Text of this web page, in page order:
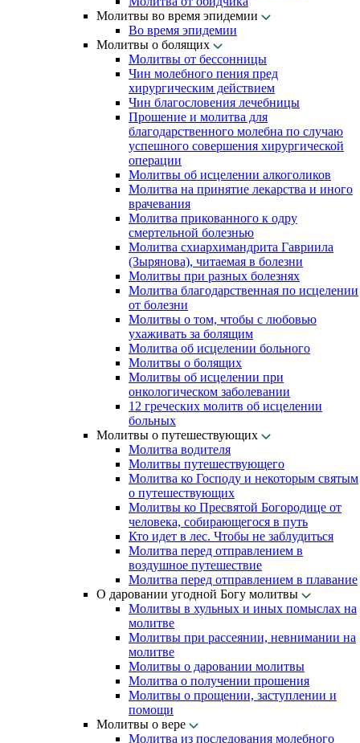
Молитвы во время эпидемии
Во время эпидемии
Молитвы о болящих
Молитвы от бессонницы
Чин молебного пения пред
хирургическим действием
Чин благословения лечебницы
Прошение и молитва для
благодарственного молебна по случаю
успешного совершения хирургической
операции
Молитвы об исцелении алкоголиков
Молитва на принятие лекарства и иного
врачевания
Молитва прикованного к одру
смертельной болезнью
Молитва схиархимандрита Гавриила
(Зырянова), читаемая в болезни
Молитвы при разных болезнях
Молитва благодарственная по исцелении
от болезни
Молитвы о том, чтобы с любовью
ухаживать за болящим
Молитва об исцелении больного
Молитвы о болящих
Молитвы об исцелении при
онкологическом заболевании
12 греческих молитв об исцелении
больных
Молитвы о путешествующих
Молитва водителя
Молитвы путешествующего
Молитва ко Господу и некоторым святым
о путешествующих
Молитвы ко Пресвятой Богородице от
человека, собирающегося в путь
Кто идет в лес. Чтобы не заблудиться
Молитва перед отправлением в
воздушное путешествие
Молитва перед отправлением в плавание
О даровании угодной Богу молитвы
Молитвы в хульных и иных помыслах на
молитве
Молитвы при рассеянии, невнимании на
молитве
Молитвы о даровании молитвы
Молитва о получении прошения
Молитвы о прощении, заступлении и
помощи
Молитвы о вере
Молитва из последования молебного